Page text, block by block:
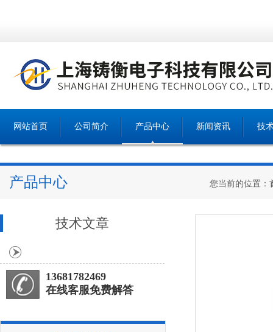
网站首页 公司简介 产品中心 新闻资讯 技
产品中心 您当前的位置：
技术文章
13681782469
在线客服免费解答